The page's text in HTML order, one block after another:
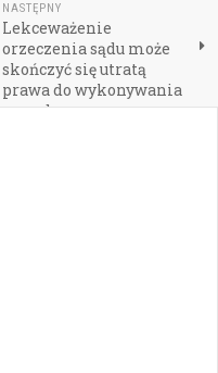
NASTĘPNY
Lekceważenie
orzeczenia sądu może
skończyć się utratą
prawa do wykonywania
zawodu